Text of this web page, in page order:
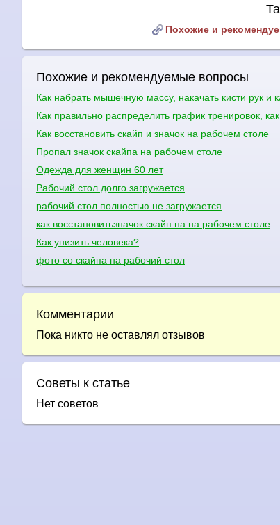
Похожие и
Похожие и рекомендуемые вопросы
Как набрать мышечную массу, накачать кисти рук и
Как правильно распределить график тренировок,
Как восстановить скайп и значок на рабочем столе
Пропал значок скайпа на рабочем столе
Одежда для женщин 60 лет
Рабочий стол долго загружается
рабочий стол полностью не загружается
как восстановитьзначок скайп на на рабочем столе
Как унизить человека?
фото со скайпа на рабочий стол
Комментарии
Пока никто не оставлял отзывов
Советы к статье
Нет советов